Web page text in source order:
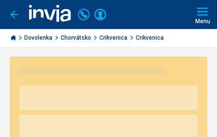
Ísť
späť
Invia.sk
Volajte
+421
2
3221
Prihlásiť
Menu
Dovolenka Chorvátsko Crikvenica Crikvenica